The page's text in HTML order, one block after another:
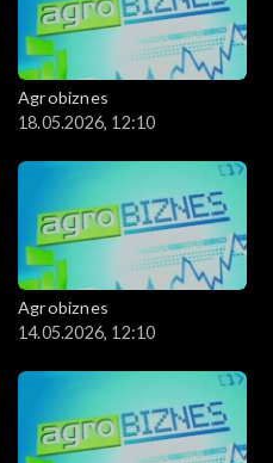
Agrobiznes
18.05.2026, 12:10
Agrobiznes
14.05.2026, 12:10